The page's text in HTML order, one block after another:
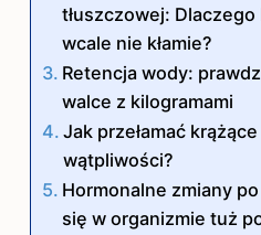
tłuszczowej:
wcale nie kłamie?
Retencja wody:
walce z kilogramami
Jak przełamać krążące
wątpliwości?
Hormonalne zmiany
się w organizmie tuż